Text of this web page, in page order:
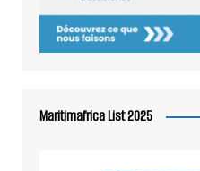
Maritimafrica List 2025